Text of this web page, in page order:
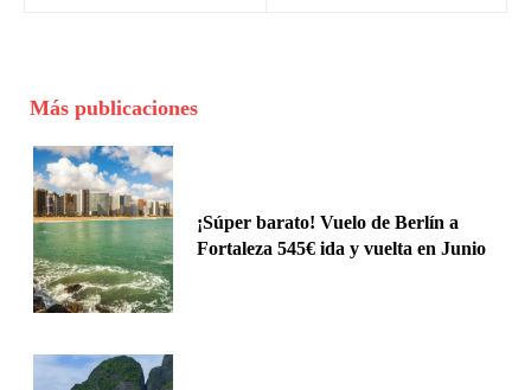
Más publicaciones
¡Súper barato! Vuelo de Berlín a
Fortaleza 545€ ida y vuelta en Junio